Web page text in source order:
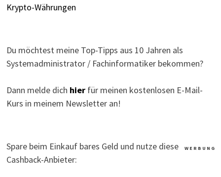
Krypto-Währungen
Du möchtest meine Top-Tipps aus 10 Jahren als
Systemadministrator / Fachinformatiker bekommen?
Dann melde dich hierfür meinen kostenlosen E-Mail-
Kurs in meinem Newsletter an!
W E R B U N G
Spare beim Einkauf bares Geld und nutze diese
Cashback-Anbieter: